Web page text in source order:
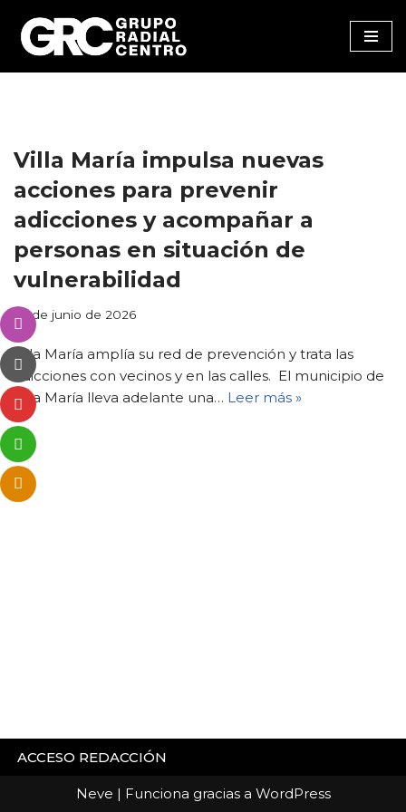
Saltar
al
Villa María impulsa nuevas
acciones para prevenir
adicciones y acompañar a
personas en situación de
vulnerabilidad
23 de junio de 2026
Villa María amplía su red de prevención y trata las
adicciones con vecinos y en las calles. El municipio de
Villa María lleva adelante una… Leer más »
ACCESO REDACCIÓN
Neve | Funciona gracias a WordPress